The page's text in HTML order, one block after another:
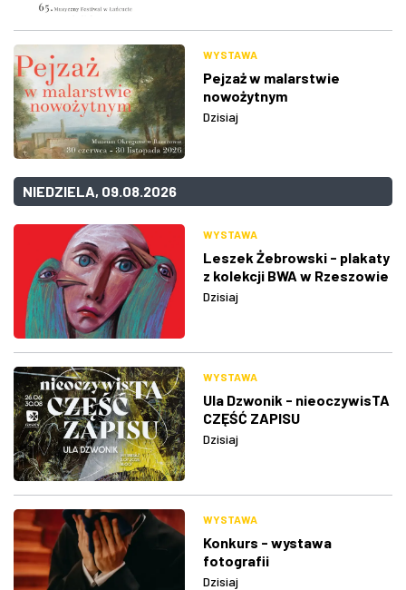
WYSTAWA
Pejzaż w malarstwie
nowożytnym
Dzisiaj
NIEDZIELA, 09.08.2026
WYSTAWA
Leszek Żebrowski - plakaty
z kolekcji BWA w Rzeszowie
Dzisiaj
WYSTAWA
Ula Dzwonik - nieoczywisTA
CZĘŚĆ ZAPISU
Dzisiaj
WYSTAWA
Konkurs - wystawa
fotografii
Dzisiaj